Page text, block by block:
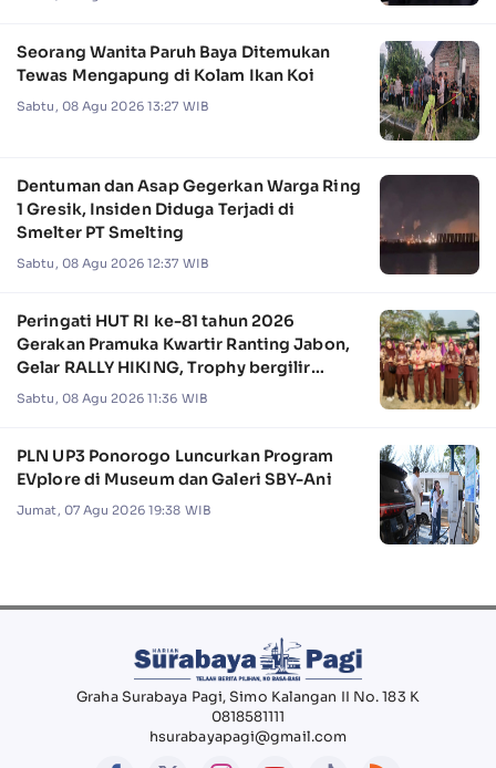
Seorang Wanita Paruh Baya Ditemukan
Tewas Mengapung di Kolam Ikan Koi
Sabtu, 08 Agu 2026 13:27 WIB
Dentuman dan Asap Gegerkan Warga Ring
1 Gresik, Insiden Diduga Terjadi di
Smelter PT Smelting
Sabtu, 08 Agu 2026 12:37 WIB
Peringati HUT RI ke-81 tahun 2026
Gerakan Pramuka Kwartir Ranting Jabon,
Gelar RALLY HIKING, Trophy bergilir
Camat Jabon
Sabtu, 08 Agu 2026 11:36 WIB
PLN UP3 Ponorogo Luncurkan Program
EVplore di Museum dan Galeri SBY-Ani
Jumat, 07 Agu 2026 19:38 WIB
Graha Surabaya Pagi, Simo Kalangan II No. 183 K
0818581111
hsurabayapagi@gmail.com